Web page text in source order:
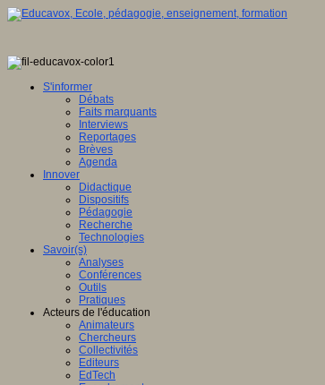
S'informer
Débats
Faits marquants
Interviews
Reportages
Brèves
Agenda
Innover
Didactique
Dispositifs
Pédagogie
Recherche
Technologies
Savoir(s)
Analyses
Conférences
Outils
Pratiques
Acteurs de l'éducation
Animateurs
Chercheurs
Collectivités
Editeurs
EdTech